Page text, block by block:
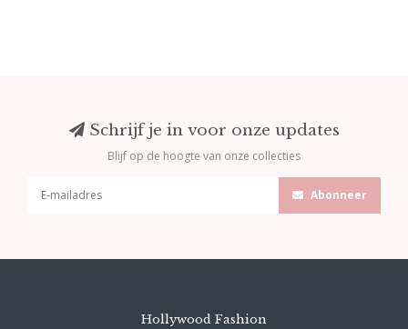
Schrijf je in voor onze updates
Blijf op de hoogte van onze collecties
Abonneer
Hollywood Fashion